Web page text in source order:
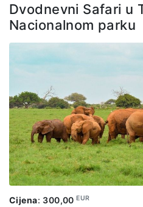
Dvodnevni Safari u
Nacionalnom parku
Cijena: 300,00EUR